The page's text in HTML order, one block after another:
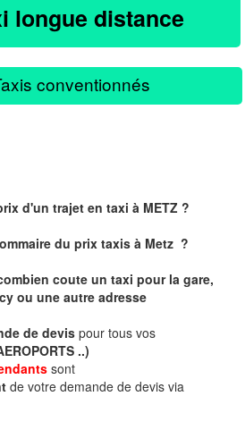
longue distance
conventionnés
d'un trajet en taxi à METZ ?
du prix taxis à Metz ?
coute un taxi pour la gare,
ou une autre adresse
de devis pour tous vos
..)
sont
de votre demande de devis via